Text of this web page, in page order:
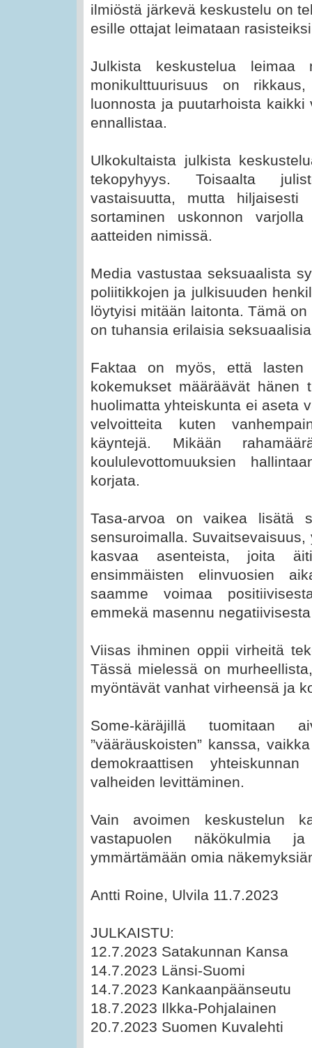
ilmiöstä järkevä keskustelu on
esille ottajat leimataan
Julkista keskustelua leimaa
monikulttuurisuus on
luonnosta ja puutarhoista
ennallistaa.
Ulkokultaista julkista
tekopyhyys. Toisaalta
vastaisuutta, mutta hiljaisesti
sortaminen uskonnon
aatteiden nimissä.
Media vastustaa seksuaalista
poliitikkojen ja julkisuuden
löytyisi mitään laitonta. Tämä
on tuhansia erilaisia
Faktaa on myös, että lasten
kokemukset määräävät hänen
huolimatta yhteiskunta ei aseta
velvoitteita kuten
käyntejä. Mikään
koululevottomuuksien
korjata.
Tasa-arvoa on vaikea lisätä
sensuroimalla.
kasvaa asenteista, joita
ensimmäisten elinvuosien
saamme voimaa
emmekä masennu
Viisas ihminen oppii virheitä
Tässä mielessä on
myöntävät vanhat virheensä ja
Some-käräjillä tuomitaan
”vääräuskoisten” kanssa,
demokraattisen
valheiden levittäminen.
Vain avoimen keskustelun
vastapuolen näkökulmia
ymmärtämään omia
Antti Roine, Ulvila 11.7.2023
JULKAISTU:
12.7.2023 Satakunnan Kansa
14.7.2023 Länsi-Suomi
14.7.2023 Kankaanpäänseutu
18.7.2023 Ilkka-Pohjalainen
20.7.2023 Suomen Kuvalehti